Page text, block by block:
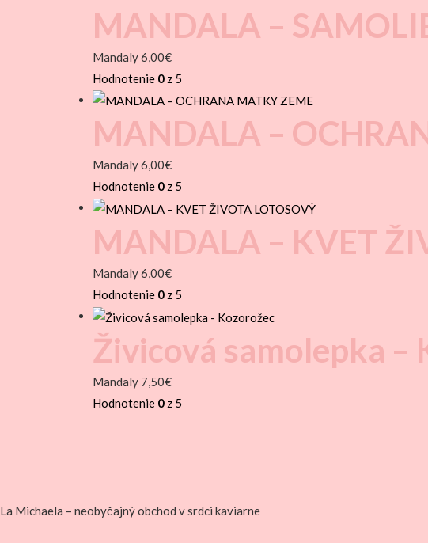
MANDALA –
Mandaly6,00€
Hodnotenie 0 z 5
MANDALA –
Mandaly6,00€
Hodnotenie 0 z 5
MANDALA – KVET
Mandaly6,00€
Hodnotenie 0 z 5
Živicová samolepka –
Mandaly 7,50€
Hodnotenie 0 z 5
La Michaela – neobyčajný obchod v srdci kaviarne